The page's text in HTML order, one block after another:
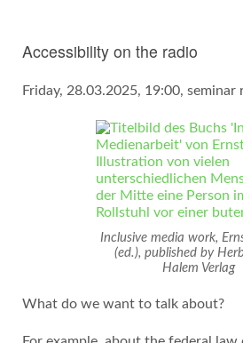
Accessibility on the radio
Friday, 28.03.2025, 19:00,
Inclusive media work,
(ed.), published by
Halem Verlag
What do we want to talk about?